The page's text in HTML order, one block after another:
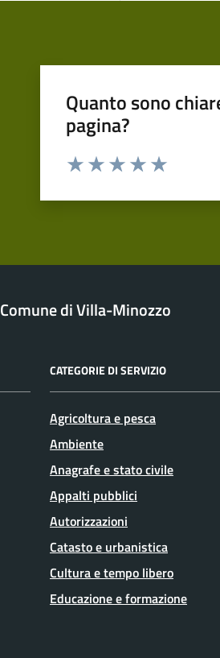
Quanto sono
pagina?
Comune di Villa-Minozzo
CATEGORIE DI SERVIZIO
Agricoltura e pesca
Ambiente
Anagrafe e stato civile
Appalti pubblici
Autorizzazioni
Catasto e urbanistica
Cultura e tempo libero
Educazione e formazione